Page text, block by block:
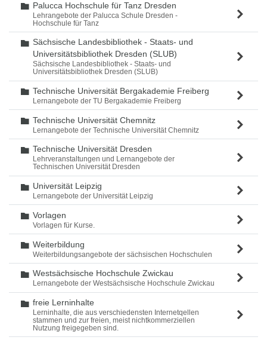
Ordner
Palucca Hochschule für Tanz Dresden
Lehrangebote der Palucca Schule Dresden -
Hochschule für Tanz
Ordner
Sächsische Landesbibliothek - Staats- und
Universitätsbibliothek Dresden (SLUB)
Sächsische Landesbibliothek - Staats- und
Universitätsbibliothek Dresden (SLUB)
Ordner
Technische Universität Bergakademie Freiberg
Lernangebote der TU Bergakademie Freiberg
Ordner
Technische Universität Chemnitz
Lernangebote der Technische Universität Chemnitz
Ordner
Technische Universität Dresden
Lehrveranstaltungen und Lernangebote der
Technischen Universität Dresden
Ordner
Universität Leipzig
Lernangebote der Universität Leipzig
Ordner
Vorlagen
Vorlagen für Kurse.
Ordner
Weiterbildung
Weiterbildungsangebote der sächsischen Hochschulen
Ordner
Westsächsische Hochschule Zwickau
Lernangebote der Westsächsische Hochschule Zwickau
Ordner
freie Lerninhalte
Lerninhalte, die aus verschiedensten Internetqellen
stammen und zur freien, meist nichtkommerziellen
Nutzung freigegeben sind.